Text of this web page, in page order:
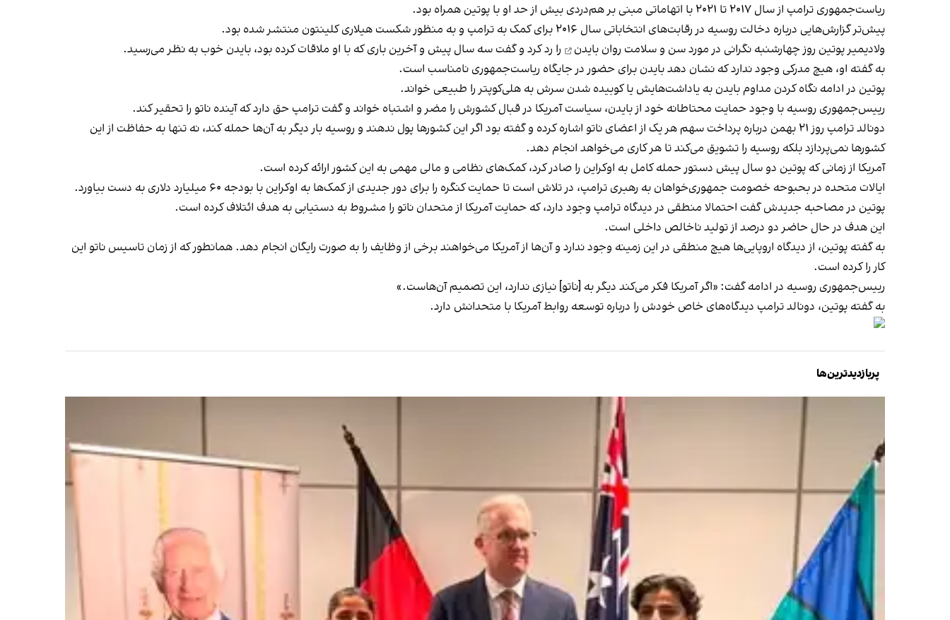
ریاست‌جمهوری ترامپ از سال ۲۰۱۷ تا ۲۰۲۱ با اتهاماتی مبنی بر هم‌دردی بیش از حد او با پوتین همراه بود.
پیش‌تر گزارش‌هایی درباره دخالت روسیه در رقابت‌های انتخاباتی سال ۲۰۱۶ برای کمک به ترامپ و به منظور شکست هیلاری کلینتون منتشر شده بود.
ولادیمیر پوتین روز چهارشنبه نگرانی در موردسن و سلامت روان بایدن
را رد کرد و گفت سه سال پیش و آخرین باری که با او ملاقات کرده بود، بایدن خوب به نظر می‌رسید.
به گفته او، هیچ مدرکی وجود ندارد که نشان دهد بایدن برای حضور در جایگاه ریاست‌جمهوری نامناسب است.
پوتین در ادامه نگاه کردن مداوم بایدن به یاداشت‌هایش یا کوبیده شدن سرش به هلی‌کوپتر را طبیعی خواند.
رییس‌جمهوری روسیه با وجود حمایت محتاطانه خود از بایدن، سیاست آمریکا در قبال کشورش را مضر و اشتباه خواند و گفت ترامپ حق دارد که آینده ناتو را تحقیر کند.
دونالد ترامپ روز ۲۱ بهمن درباره پرداخت سهم هر یک از اعضای ناتو اشاره کرده و گفته بود اگر این کشورها پول ندهند و روسیه بار دیگر به آن‌ها حمله کند، نه تنها به حفاظت از این
کشورها نمی‌پردازد بلکه روسیه را تشویق می‌کند تا هر کاری می‌خواهد انجام دهد.
آمریکا از زمانی که پوتین دو سال پیش دستور حمله کامل به اوکراین را صادر کرد، کمک‌های نظامی و مالی مهمی به این کشور ارائه کرده است.
ایالات متحده در بحبوحه خصومت جمهوری‌خواهان به رهبری ترامپ، در تلاش است تا حمایت کنگره را برای دور جدیدی از کمک‌ها به اوکراین با بودجه ۶۰ میلیارد دلاری به دست بیاورد.
پوتین در مصاحبه جدیدش گفت احتمالا منطقی در دیدگاه ترامپ وجود دارد، که حمایت آمریکا از متحدان ناتو را مشروط به دستیابی به هدف ائتلاف کرده است.
این هدف در حال حاضر دو درصد از تولید ناخالص داخلی است.
به گفته پوتین، از دیدگاه اروپایی‌ها هیچ منطقی در این زمینه وجود ندارد و آن‌ها از آمریکا می‌خواهند برخی از وظایف را به صورت رایگان انجام دهد. همانطور که از زمان تاسیس ناتو این
کار را کرده است.
رییس‌جمهوری روسیه در ادامه گفت: «اگر آمریکا فکر می‌کند دیگر به [ناتو] نیازی ندارد، این تصمیم آن‌هاست.»
به گفته پوتین، دونالد ترامپ دیدگاه‌های خاص خودش را درباره توسعه روابط آمریکا با متحدانش دارد.
پربازدیدترین‌ها